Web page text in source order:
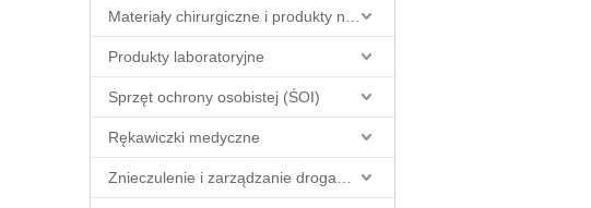
Produkty laboratoryjne
Sprzęt ochrony osobistej (ŚOI)
Rękawiczki medyczne